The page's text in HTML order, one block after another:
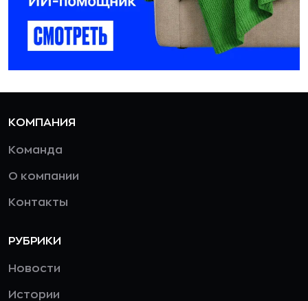
КОМПАНИЯ
Команда
О компании
Контакты
РУБРИКИ
Новости
Истории